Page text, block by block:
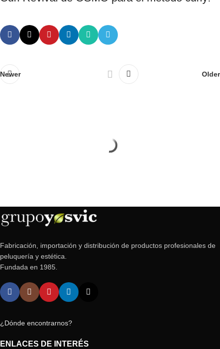
Newer Older
Fabricación, importación y distribución de productos profesionales de
peluquería y estética.
Fundada en 1985.
¿Dónde encontrarnos?
ENLACES DE INTERÉS